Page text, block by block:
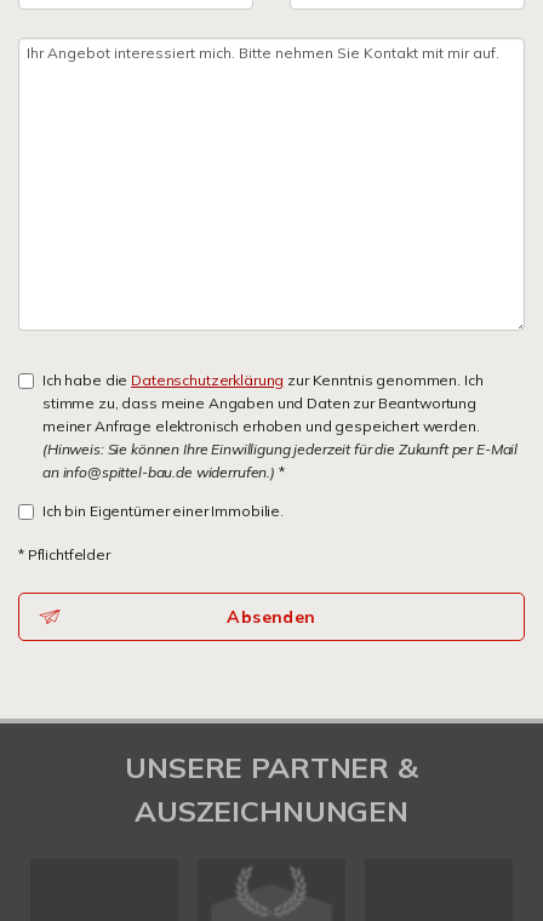
Ich habe die Datenschutzerklärung zur Kenntnis genommen. Ich
stimme zu, dass meine Angaben und Daten zur Beantwortung
meiner Anfrage elektronisch erhoben und gespeichert werden.
(Hinweis: Sie können Ihre Einwilligung jederzeit für die Zukunft per E-Mail
an info@spittel-bau.de widerrufen.) *
Ich bin Eigentümer einer Immobilie.
* Pflichtfelder
Absenden
UNSERE PARTNER &
AUSZEICHNUNGEN